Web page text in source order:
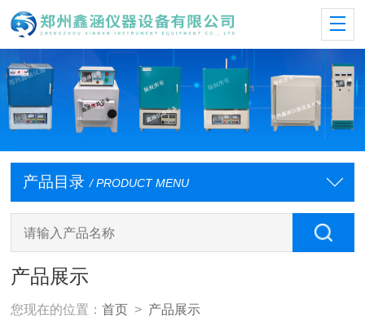
产品目录 / PRODUCT MENU
产品展示
您现在的位置：首页 > 产品展示